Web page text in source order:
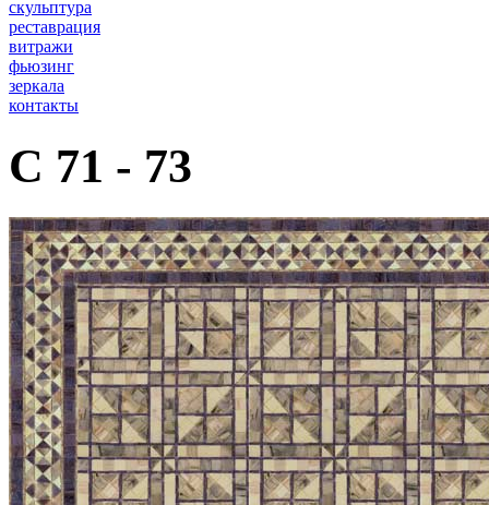
скульптура
реставрация
витражи
фьюзинг
зеркала
контакты
C 71 - 73